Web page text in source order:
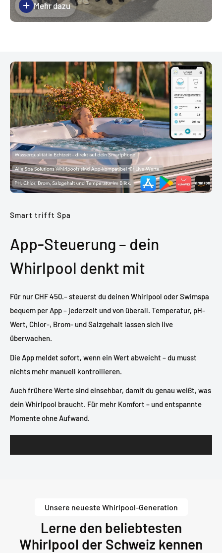
Mehr dazu
Smart trifft Spa
App-Steuerung – dein
Whirlpool denkt mit
Für nur CHF 450.– steuerst du deinen Whirlpool oder Swimspa
bequem per App – jederzeit und von überall. Temperatur, pH-
Wert, Chlor-, Brom- und Salzgehalt lassen sich live
überwachen.
Die App meldet sofort, wenn ein Wert abweicht – du musst
nichts mehr manuell kontrollieren.
Auch frühere Werte sind einsehbar, damit du genau weißt, was
dein Whirlpool braucht. Für mehr Komfort – und entspannte
Momente ohne Aufwand.
Unsere neueste Whirlpool-Generation
Lerne den beliebtesten
Whirlpool der Schweiz kennen